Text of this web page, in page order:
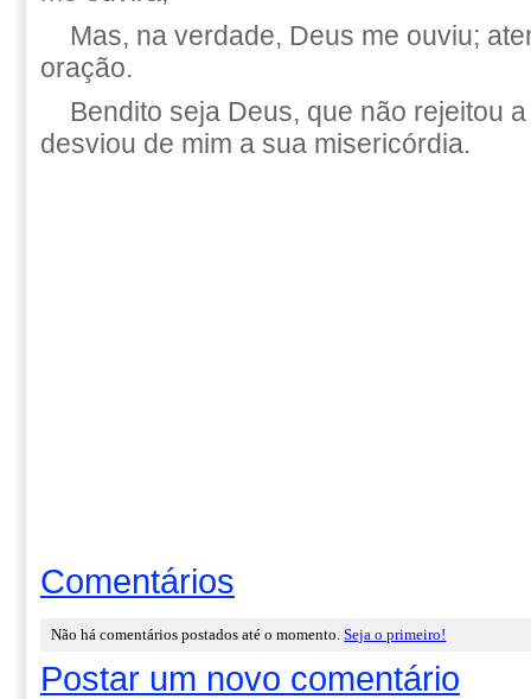
Mas, na verdade, Deus me ouviu;
oração.
Bendito seja Deus, que não rejeitou
desviou de mim a sua misericórdia.
Comentários
Não há comentários postados até o momento.Seja o primeiro!
Postar um novo comentário